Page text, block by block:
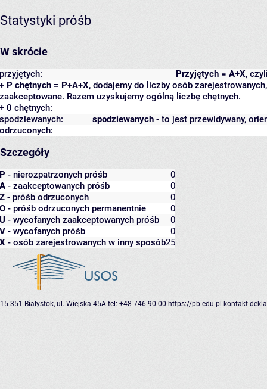
Statystyki próśb
W skrócie
Przyjętych = A+X,
przyjętych:
+ P chętnych = P+A+X, dodajemy do liczby osób
zaakceptowane. Razem uzyskujemy ogólną liczbę chętnych.
+ 0 chętnych:
spodziewanych - to jest przewidywany,
spodziewanych:
odrzuconych:
Szczegóły
P - nierozpatrzonych próśb
0
A - zaakceptowanych próśb
0
Z - próśb odrzuconych
0
O - próśb odrzuconych permanentnie
0
U - wycofanych zaakceptowanych próśb
0
V - wycofanych próśb
0
X - osób zarejestrowanych w inny sposób25
15-351 Białystok, ul. Wiejska 45A tel: +48 746 90 00 https://pb.edu.pl kontakt